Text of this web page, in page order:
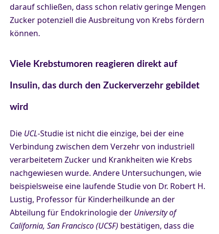
darauf schließen, dass schon relativ geringe Mengen
Zucker potenziell die Ausbreitung von Krebs fördern
können.
Viele Krebstumoren reagieren direkt auf
Insulin, das durch den Zuckerverzehr gebildet
wird
Die UCL-Studie ist nicht die einzige, bei der eine
Verbindung zwischen dem Verzehr von industriell
verarbeitetem Zucker und Krankheiten wie Krebs
nachgewiesen wurde. Andere Untersuchungen, wie
beispielsweise eine laufende Studie von Dr. Robert H.
Lustig, Professor für Kinderheilkunde an der
Abteilung für Endokrinologie der University of
California, San Francisco (UCSF) bestätigen, dass die